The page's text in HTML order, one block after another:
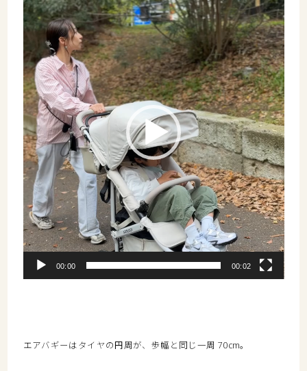
画
プ
ー
ヤ
ー
00:00 00:02
エアバギーはタイヤの円周が、歩幅と同じ一周 70cm。